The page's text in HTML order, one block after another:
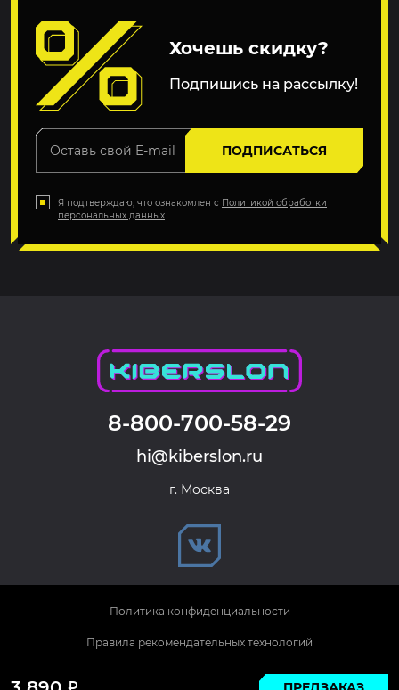
Р
Хочешь скидку?
Подпишись на рассылку!
ПОДПИСАТЬСЯ
Я подтверждаю, что ознакомлен с Политикой обработки
персональных данных
8-800-700-58-29
hi@kiberslon.ru
г. Москва
© 2026 KIBERSLON. Все права защищены.
Политика конфиденциальности
Правила рекомендательных технологий